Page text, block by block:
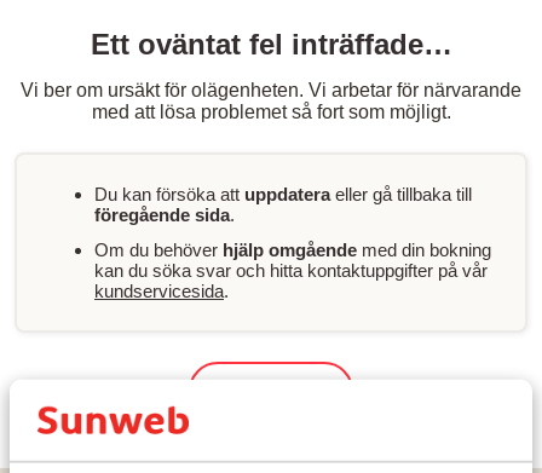
Ett oväntat fel inträffade…
Vi ber om ursäkt för olägenheten. Vi arbetar för närvarande
med att lösa problemet så fort som möjligt.
Du kan försöka att uppdateraeller gå tillbaka till
föregående sida.
Om du behöver hjälp omgående med din bokning
kan du söka svar och hitta kontaktuppgifter på vår
kundservicesida.